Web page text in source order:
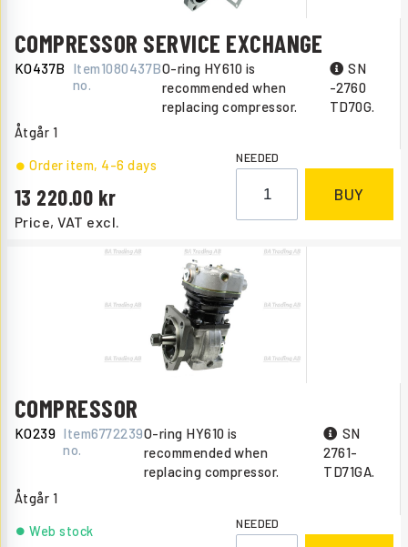
COMPRESSOR SERVICE EXCHANGE
KO437B
Item
no.
1080437BO-ring HY610 is
recommended when
replacing compressor.
SN
-2760
TD70G.
Åtgår 1
Price, VAT excl.
13 220.00
Order item, 4-6 days NEEDED
BUY
COMPRESSOR
KO239 Item
no.
6772239O-ring HY610 is
recommended when
replacing compressor.
SN
2761-
TD71GA.
Åtgår 1
Web stock NEEDED